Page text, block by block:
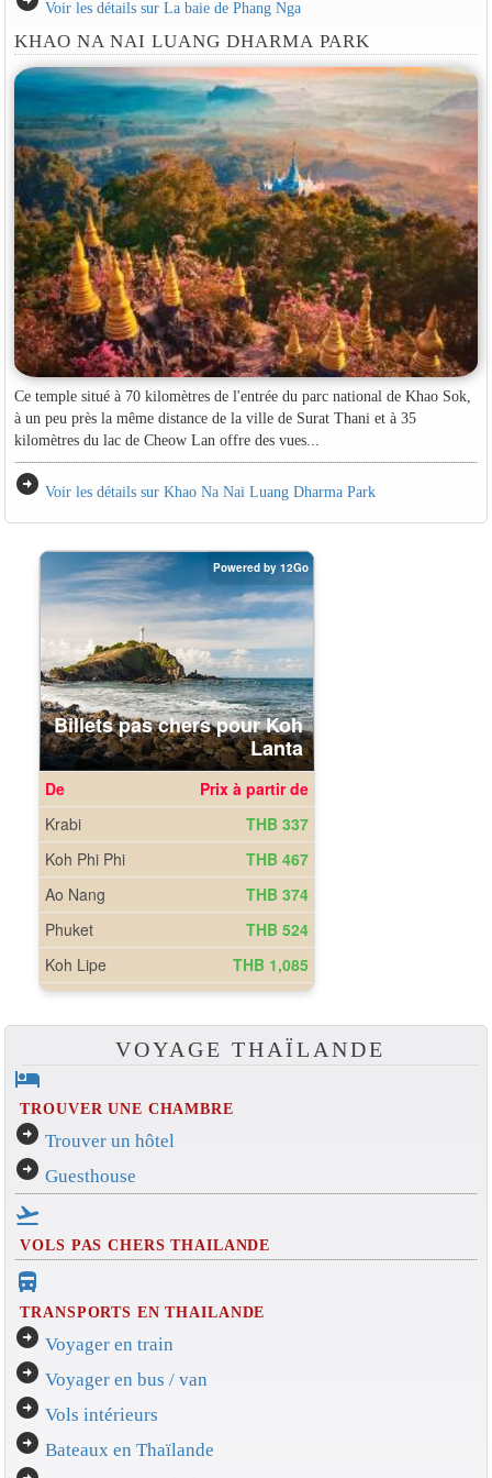
Voir les détails sur La baie de Phang Nga
KHAO NA NAI LUANG DHARMA PARK
Ce temple situé à 70 kilomètres de l'entrée du parc national de Khao Sok,
à un peu près la même distance de la ville de Surat Thani et à 35
kilomètres du lac de Cheow Lan offre des vues...
arrow_circle_right Voir les détails sur Khao Na Nai Luang Dharma Park
VOYAGE THAÏLANDE
hotel
TROUVER UNE CHAMBRE
arrow_circle_right Trouver un hôtel
arrow_circle_right Guesthouse
flight_takeoff
VOLS PAS CHERS THAILANDE
directions_bus_filled
TRANSPORTS EN THAILANDE
arrow_circle_right Voyager en train
arrow_circle_right Voyager en bus / van
arrow_circle_right Vols intérieurs
arrow_circle_right Bateaux en Thaïlande